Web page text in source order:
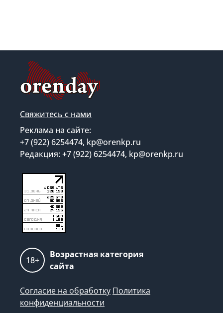
Свяжитесь с нами
Реклама на сайте:
+7 (922) 6254474, kp@orenkp.ru
Редакция: +7 (922) 6254474, kp@orenkp.ru
18+
Возрастная категория
сайта
Согласие на обработку Политика
конфиденциальности